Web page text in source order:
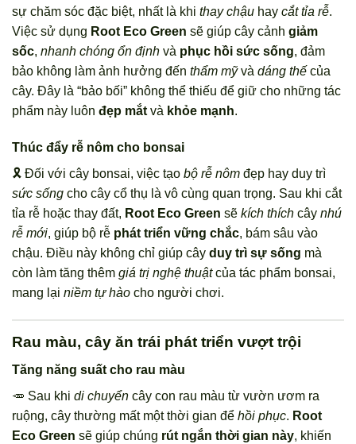
sự chăm sóc đặc biệt, nhất là khi thay chậu hay cắt tỉa rễ.
Việc sử dụng Root Eco Green sẽ giúp cây cảnh giảm
sốc, nhanh chóng ổn định và phục hồi sức sống, đảm
bảo không làm ảnh hưởng đến thẩm mỹvà dáng thế của
cây. Đây là “bảo bối” không thể thiếu để giữ cho những tác
phẩm này luôn đẹp mắtvà khỏe mạnh.
Thúc đẩy rễ nôm cho bonsai
🎗️ Đối với cây bonsai, việc tạo bộ rễ nôm đẹp hay duy trì
sức sống cho cây cổ thụ là vô cùng quan trọng. Sau khi cắt
tỉa rễ hoặc thay đất, Root Eco Green sẽ kích thích cây nhú
rễ mới, giúp bộ rễ phát triển vững chắc, bám sâu vào
chậu. Điều này không chỉ giúp cây duy trì sự sống mà
còn làm tăng thêm giá trị nghệ thuậtcủa tác phẩm bonsai,
mang lại niềm tự hào cho người chơi.
Rau màu, cây ăn trái phát triển vượt trội
Tăng năng suất cho rau màu
🥕 Sau khi di chuyển cây con rau màu từ vườn ươm ra
ruộng, cây thường mất một thời gian để hồi phục. Root
Eco Green sẽ giúp chúng rút ngắn thời gian này, khiến